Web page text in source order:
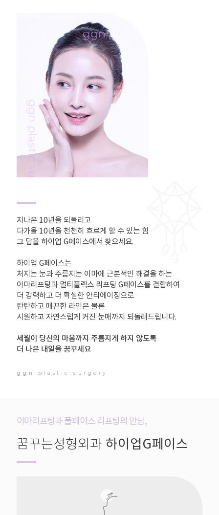
지나온 10년을 되돌리고
다가올 10년을 천천히 흐르게 할 수 있는 힘
그 답을 하이업 G페이스에서 찾으세요.
하이업 G페이스는
처지는 눈과 주름지는 이마에 근본적인 해결을 하는
이마리프팅과 멀티플렉스 리프팅 G페이스를 결합하여
더 강력하고 더 확실한 안티에이징으로
탄탄하고 매끈한 라인은 물론
시원하고 자연스럽게 커진 눈매까지 되돌려드립니다.
세월이 당신의 마음까지 주름지게 하지 않도록
더 나은 내일을 꿈꾸세요
ggn p lastic s urgery
이마리프팅과 풀페이스 리프팅의 만남,
꿈꾸는성형외과 하이업G페이스